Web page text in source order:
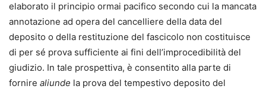
elaborato il principio ormai pacifico secondo cui la mancata
annotazione ad opera del cancelliere della data del
deposito o della restituzione del fascicolo non costituisce
di per sé prova sufficiente ai fini dell’improcedibilità del
giudizio. In tale prospettiva, è consentito alla parte di
fornire aliunde la prova del tempestivo deposito del